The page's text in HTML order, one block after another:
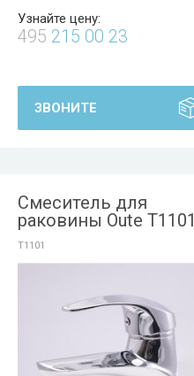
Узнайте цену:
495 215 00 23
ЗВОНИТЕ
Смеситель для
раковины Oute T1101
T1101